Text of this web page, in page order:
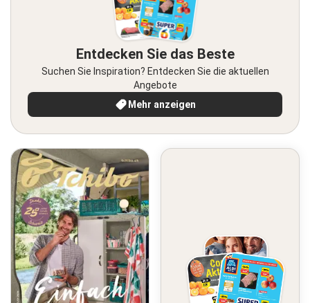
Entdecken Sie das Beste
Suchen Sie Inspiration? Entdecken Sie die aktuellen
Angebote
Mehr anzeigen